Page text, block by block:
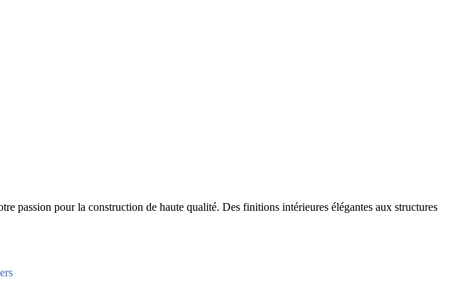
passion pour la construction de haute qualité. Des finitions intérieures élégantes aux structures